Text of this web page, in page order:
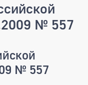
№ 557
№ 557